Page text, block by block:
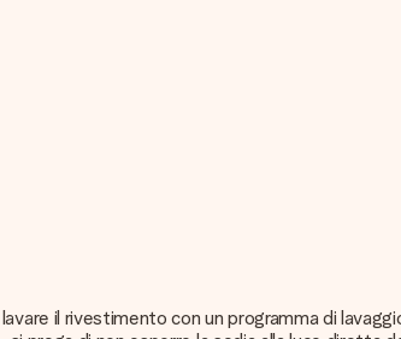
il rivestimento con un programma di